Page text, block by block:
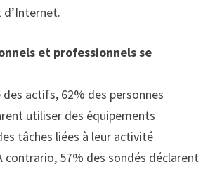
et professionnels se
actifs, 62% des personnes
utiliser des équipements
tâches liées à leur activité
contrario, 57% des sondés déclarent